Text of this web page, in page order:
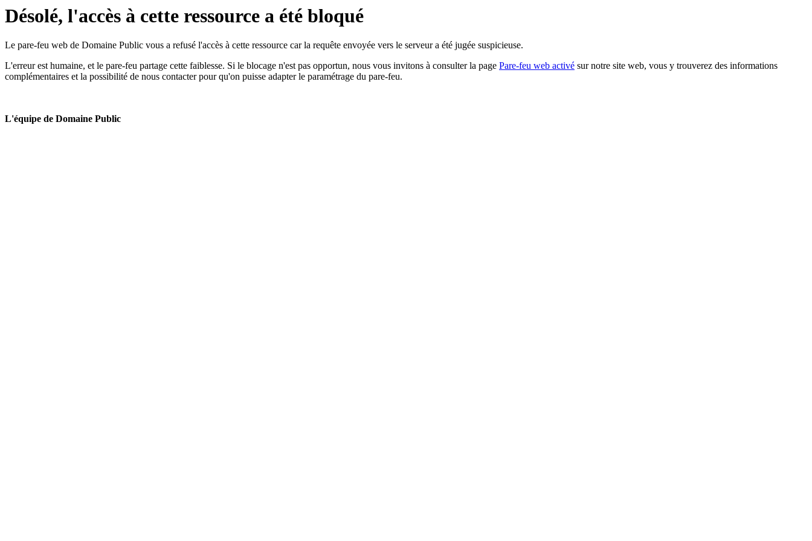
Désolé, l'accès à cette ressource a été bloqué
Le pare-feu web de Domaine Public vous a refusé l'accès à cette ressource car la requête envoyée vers le serveur a été jugée suspicieuse.
L'erreur est humaine, et le pare-feu partage cette faiblesse. Si le blocage n'est pas opportun, nous vous invitons à consulter la page Pare-feu web activé sur notre site web, vous y trouverez des informations
complémentaires et la possibilité de nous contacter pour qu'on puisse adapter le paramétrage du pare-feu.
L'équipe de Domaine Public